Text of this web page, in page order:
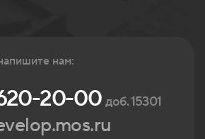
нам:
20-00доб. 15301